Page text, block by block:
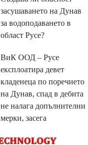
засушаването на Дунав
за водоподаването в
област Русе?
ВиК ООД – Русе
експлоатира девет
кладенеца по поречието
на Дунав, спад в дебита
не налага допълнителни
мерки, засега